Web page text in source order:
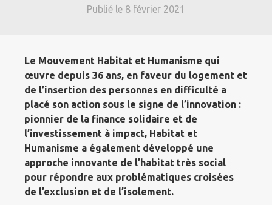
Publié le 8 février 2021
Le Mouvement Habitat et Humanisme qui
œuvre depuis 36 ans, en faveur du logement et
de l’insertion des personnes en difficulté a
placé son action sous le signe de l’innovation :
pionnier de la finance solidaire et de
l’investissement à impact, Habitat et
Humanisme a également développé une
approche innovante de l’habitat très social
pour répondre aux problématiques croisées
de l’exclusion et de l’isolement.